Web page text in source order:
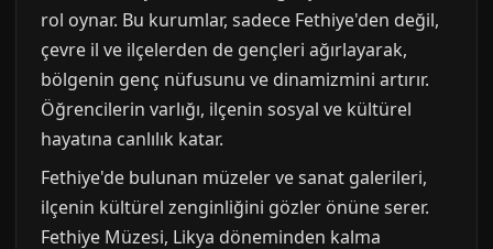
rol oynar. Bu kurumlar, sadece Fethiye'den değil,
çevre il ve ilçelerden de gençleri ağırlayarak,
bölgenin genç nüfusunu ve dinamizmini artırır.
Öğrencilerin varlığı, ilçenin sosyal ve kültürel
hayatına canlılık katar.
Fethiye'de bulunan müzeler ve sanat galerileri,
ilçenin kültürel zenginliğini gözler önüne serer.
Fethiye Müzesi, Likya döneminden kalma